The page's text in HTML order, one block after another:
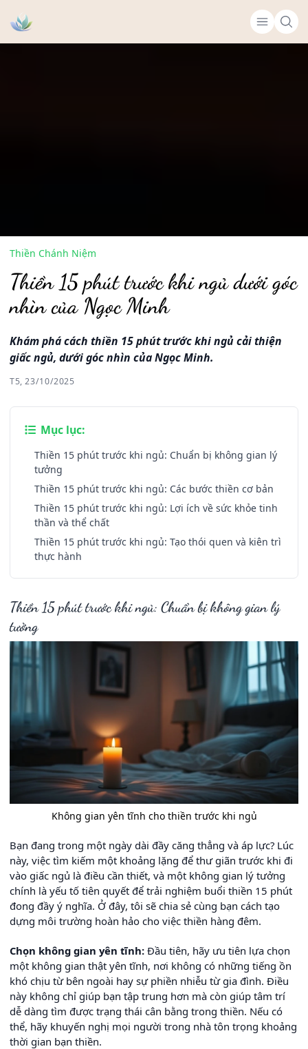
Thiền Chánh Niệm
Thiền 15 phút trước khi ngủ dưới góc
nhìn của Ngọc Minh
Khám phá cách thiền 15 phút trước khi ngủ cải thiện
giấc ngủ, dưới góc nhìn của Ngọc Minh.
T5, 23/10/2025
Mục lục:
Thiền 15 phút trước khi ngủ: Chuẩn bị không gian lý
tưởng
Thiền 15 phút trước khi ngủ: Các bước thiền cơ bản
Thiền 15 phút trước khi ngủ: Lợi ích về sức khỏe tinh
thần và thể chất
Thiền 15 phút trước khi ngủ: Tạo thói quen và kiên trì
thực hành
Thiền 15 phút trước khi ngủ: Chuẩn bị không gian lý
tưởng
Không gian yên tĩnh cho thiền trước khi ngủ
Bạn đang trong một ngày dài đầy căng thẳng và áp lực? Lúc
này, việc tìm kiếm một khoảng lặng để thư giãn trước khi đi
vào giấc ngủ là điều cần thiết, và một không gian lý tưởng
chính là yếu tố tiên quyết để trải nghiệm buổi thiền 15 phút
đong đầy ý nghĩa. Ở đây, tôi sẽ chia sẻ cùng bạn cách tạo
dựng môi trường hoàn hảo cho việc thiền hàng đêm.
Chọn không gian yên tĩnh: Đầu tiên, hãy ưu tiên lựa chọn
một không gian thật yên tĩnh, nơi không có những tiếng ồn
khó chịu từ bên ngoài hay sự phiền nhiễu từ gia đình. Điều
này không chỉ giúp bạn tập trung hơn mà còn giúp tâm trí
dễ dàng tìm được trạng thái cân bằng trong thiền. Nếu có
thể, hãy khuyến nghị mọi người trong nhà tôn trọng khoảng
thời gian bạn thiền.